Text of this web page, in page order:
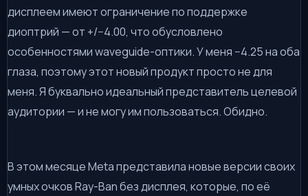
дисплеем имеют ограничение по поддержке
диоптрий — от +/−4.00, что обусловлено
особенностями waveguide-оптики. У меня −4.25 на оба
глаза, поэтому этот новый продукт просто не для
меня. Я буквально идеальный представитель целевой
аудитории — и не могу им пользоваться. Обидно.
В этом месяце Meta представила новые версии своих
умных очков Ray-Ban без дисплея, которые, по её